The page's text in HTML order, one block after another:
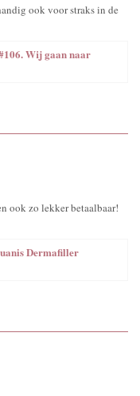
ook voor straks in de
Wij gaan naar
ook zo lekker betaalbaar!
Dermafiller